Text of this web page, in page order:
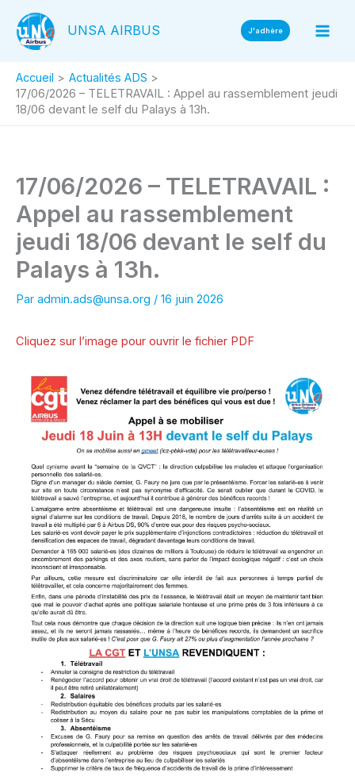
contenu
UNSA AIRBUS J'adhère
Accueil
Actualités ADS
17/06/2026 – TELETRAVAIL : Appel au rassemblement jeudi
18/06 devant le self du Palays à 13h.
17/06/2026 – TELETRAVAIL :
Appel au rassemblement
jeudi 18/06 devant le self du
Palays à 13h.
Par admin.ads@unsa.org / 16 juin 2026
Cliquez sur l’image pour ouvrir le fichier PDF